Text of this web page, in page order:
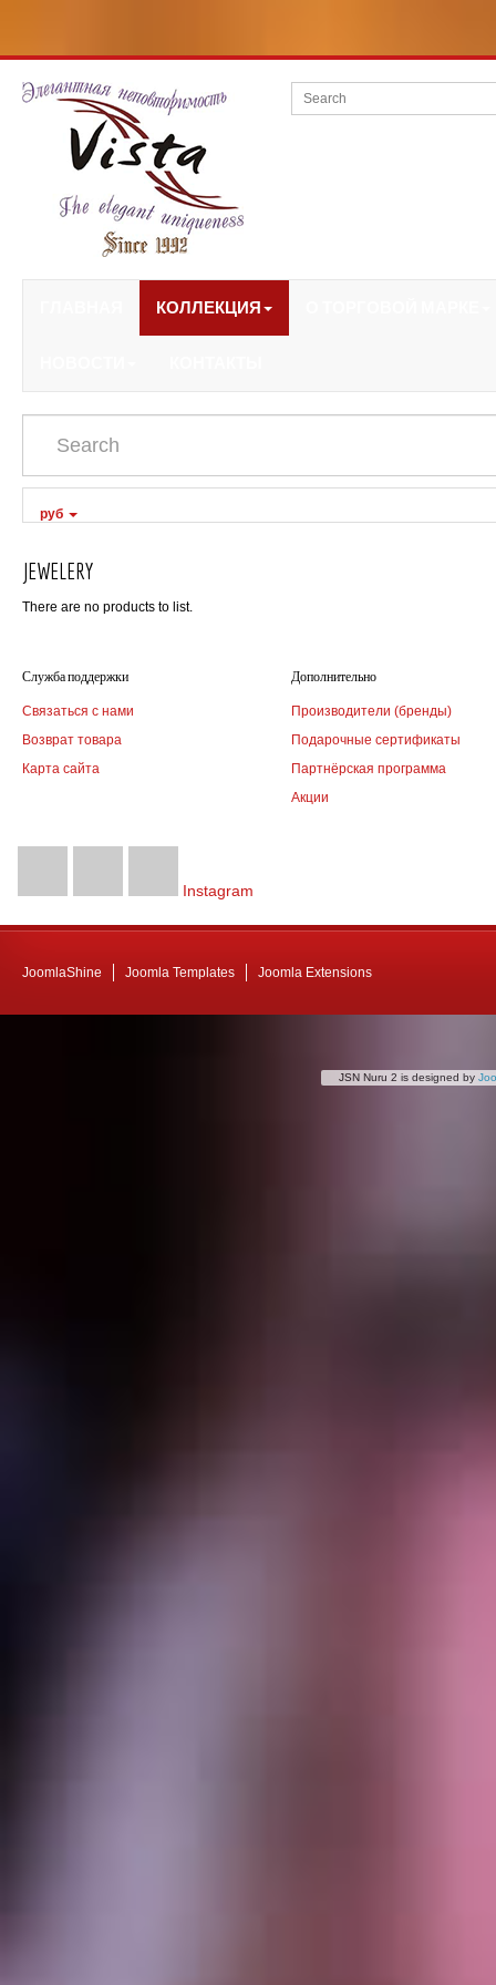
КОЛЛЕКЦИЯ
руб
JEWELERY
There are no products to list.
Служба поддержки
Связаться с нами
Возврат товара
Карта сайта
Дополнительно
Производители (бренды)
Подарочные сертификаты
Партнёрская программа
Акции
Instagram
JoomlaShine Joomla Templates Joomla Extensions
JSN Nuru 2 is designed by